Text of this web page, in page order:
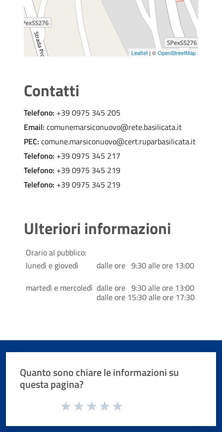
Richiesta autorizzazione alla sosta nei
parcheggi rosa
Richiesta autorizzazione competizione sportive
Richiesta autorizzazione pubblcità fonica
Richiesta istituzione divieto temporaneo di
Richiesta permesso di sosta in deroga al disco
orario
Richiesta, rinnovo e/o denuncia di
smarrimento contrassegni invalidi e stallo di
sosta per disabili
Segnalazione al Comando di Polizia Locale
Leaflet | ©OpenStreetMap
Contatti
Telefono: +39 0975 345 205
Email: comunemarsiconuovo@rete.basilicata.it
PEC: comune.marsiconuovo@cert.ruparbasilicata.it
Telefono: +39 0975 345 217
Telefono: +39 0975 345 219
Telefono: +39 0975 345 219
Ulteriori informazioni
Orario al pubblico:
lunedì e giovedì
dalle ore 9:30 alle ore 13:00
martedì e mercoledì dalle ore 9:30 alle ore 13:00
dalle ore 15:30 alle ore 17:30
Quanto sono chiare le informazioni su
questa pagina?
Valuta da 1 a 5 stelle la pagina